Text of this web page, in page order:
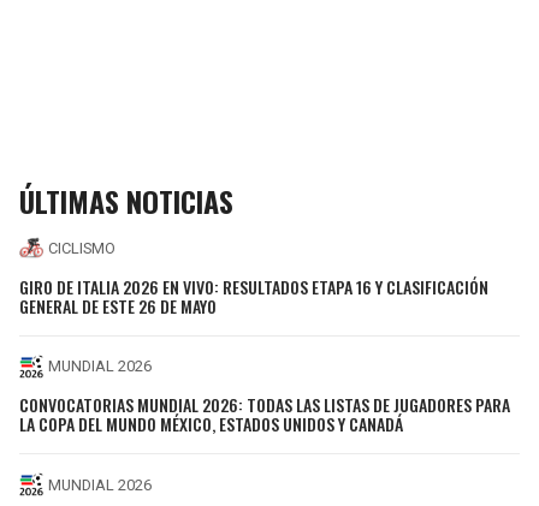
ÚLTIMAS NOTICIAS
CICLISMO
GIRO DE ITALIA 2026 EN VIVO: RESULTADOS ETAPA 16 Y CLASIFICACIÓN
GENERAL DE ESTE 26 DE MAYO
MUNDIAL 2026
CONVOCATORIAS MUNDIAL 2026: TODAS LAS LISTAS DE JUGADORES PARA
LA COPA DEL MUNDO MÉXICO, ESTADOS UNIDOS Y CANADÁ
MUNDIAL 2026